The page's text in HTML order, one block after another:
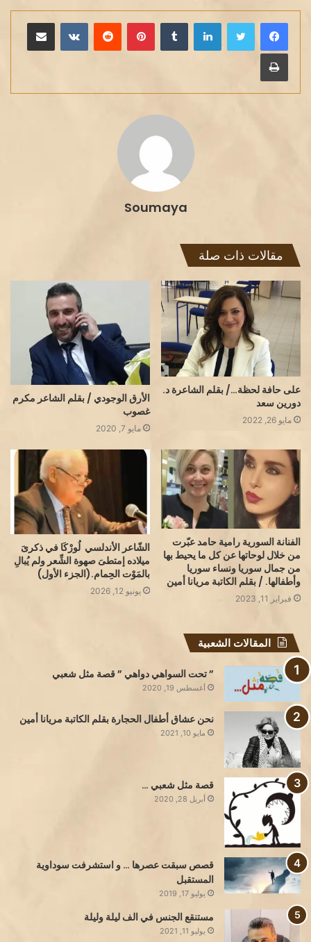
لينكدإن بينتيريست مشاركة عبر البريد
طباعة
Soumaya
مقالات ذات صلة
على حافة لحظة…/ بقلم الشاعرة د.
دورين سعد
مايو 26, 2022
الأرق الوجودي / بقلم الشاعر مكرم
غصوب
مايو 7, 2020
الفنانة السورية رامية حامد عبّرت
من خلال لوحاتها عن كل ما يحيط بها
من جمال سوريا ونساء سوريا
وأطفالها. / بقلم الكاتبة مريانا أمين
فبراير 11, 2023
الشّاعر الأندلسي لُورْكَا في ذكرىَ
ميلاده إمتطىَ صهوة الشِّعر ولم يُبالِ
بالمَوْت الحِمام.(الجزء الأول)
يونيو 12, 2026
المقالات الشعبية
” تحت السواهي دواهي ” قصة مثل شعبي
أغسطس 19, 2020
نحن عشاق أطفال الحجارة بقلم الكاتبة مريانا أمين
مايو 10, 2021
قصة مثل شعبي …
أبريل 28, 2020
قصص سبقت عصرها … و استشرفت سوداوية
المستقبل
يوليو 17, 2019
مستنقع الجنس في الف ليلة وليلة
يوليو 11, 2021